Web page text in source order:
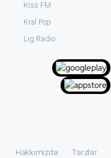
Kiss FM
Kral Pop
⁠Lig Radio
Hakkımızda Tarzlar